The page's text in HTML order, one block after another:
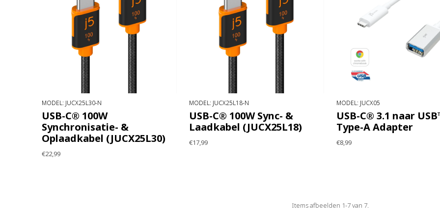
MODEL: JUCX25L30-N
USB-C® 100W
Synchronisatie- &
Oplaadkabel (JUCX25L30)
€22,99
MODEL: JUCX25L18-N
USB-C® 100W Sync- &
Laadkabel (JUCX25L18)
€17,99
MODEL: JUCX05
USB-C® 3.1 naar
Type-A Adapter
€8,99
Items afbeelden 1-7 van 7.